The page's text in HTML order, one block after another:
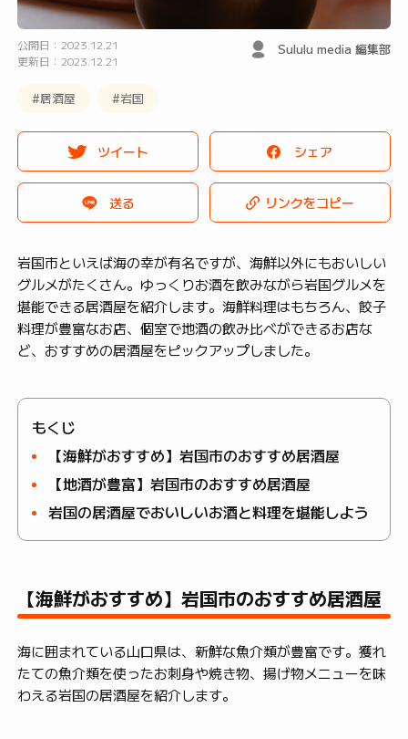
公開日：2023.12.21
更新日：2023.12.21
Sululu media 編集部
#居酒屋 #岩国
ツイート シェア
送る リンクをコピー
岩国市といえば海の幸が有名ですが、海鮮以外にもおいしい
グルメがたくさん。ゆっくりお酒を飲みながら岩国グルメを
堪能できる居酒屋を紹介します。海鮮料理はもちろん、餃子
料理が豊富なお店、個室で地酒の飲み比べができるお店な
ど、おすすめの居酒屋をピックアップしました。
もくじ
【海鮮がおすすめ】岩国市のおすすめ居酒屋
【地酒が豊富】岩国市のおすすめ居酒屋
岩国の居酒屋でおいしいお酒と料理を堪能しよう
【海鮮がおすすめ】岩国市のおすすめ居酒屋
海に囲まれている山口県は、新鮮な魚介類が豊富です。獲れ
たての魚介類を使ったお刺身や焼き物、揚げ物メニューを味
わえる岩国の居酒屋を紹介します。